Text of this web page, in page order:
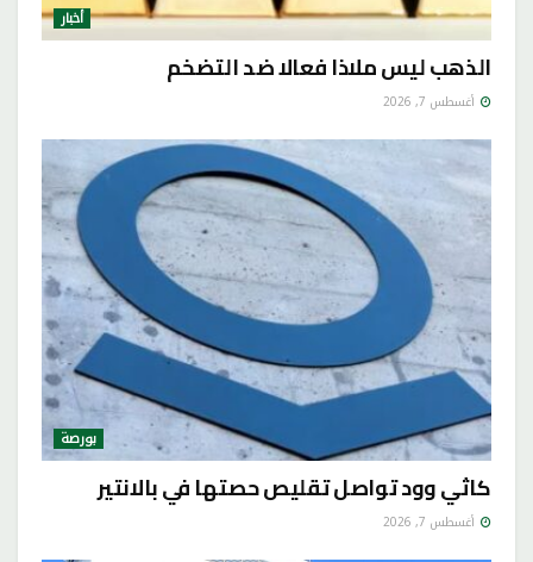
أخبار
الذهب ليس ملاذا فعالا ضد التضخم
أغسطس 7, 2026
بورصة
كاثي وود تواصل تقليص حصتها في بالانتير
أغسطس 7, 2026